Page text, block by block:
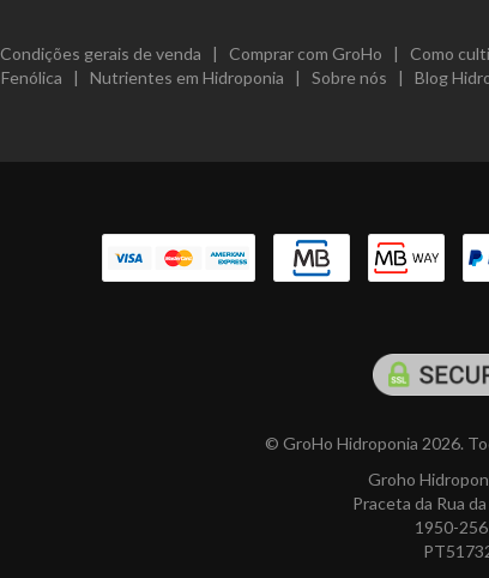
Condições gerais de venda | Comprar com GroHo | Como
Fenólica | Nutrientes em Hidroponia | Sobre nós | Blog
© GroHo Hidroponia 2026.
Groho
Praceta da Rua
1950-